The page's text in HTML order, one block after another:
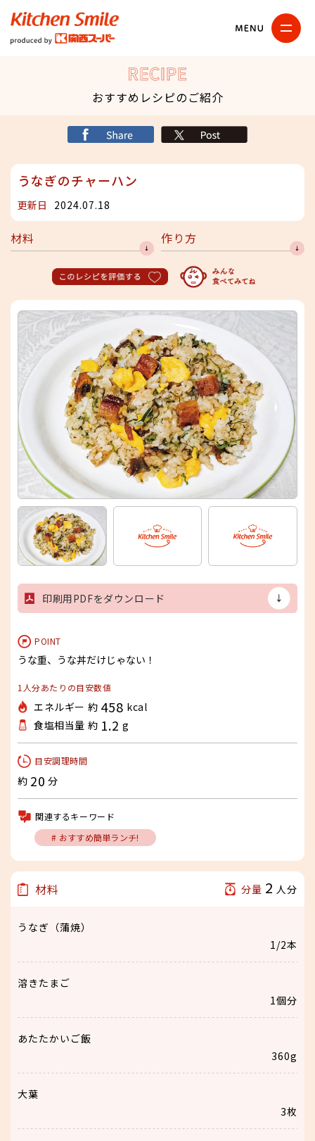
キッチンスマイル
おすすめレシピのご紹介
うなぎのチャーハン
更新日 2024.07.18
材料 作り方
印刷用PDFをダウンロード
POINT
うな重、うな丼だけじゃない！
1人分あたりの目安数値
エネルギー 約 458 kcal
食塩相当量 約 1.2 g
目安調理時間
約 20 分
関連するキーワード
# おすすめ簡単ランチ!
材料 分量 2 人分
うなぎ（蒲焼）
1/2本
溶きたまご
1個分
あたたかいご飯
360g
大葉
3枚